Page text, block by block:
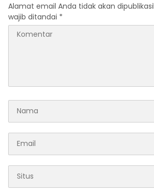
Alamat email Anda tidak akan
wajib ditandai *